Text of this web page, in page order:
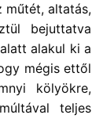
műtét, altatás,
bejuttatva
alakul ki a
mégis ettől
kölyökre,
teljes